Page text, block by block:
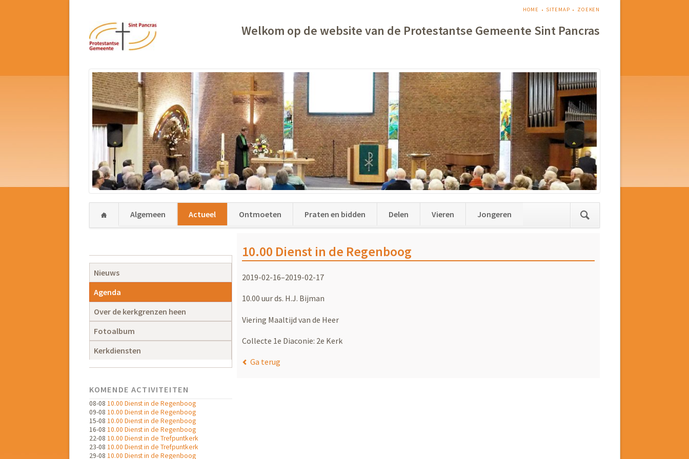
NAVIGATIE
HOME SITEMAP ZOEKEN
Welkom op de website van de Protestantse Gemeente Sint Pancras
NavigatieAlgemeen Actueel Ontmoeten Praten en bidden Delen Vieren
Jongeren
10.00 Dienst in de Regenboog
2019-02-16–2019-02-17
10.00 uur ds. H.J. Bijman
Viering Maaltijd van de Heer
Collecte 1e Diaconie: 2e Kerk
Ga terug
Navigatie
overslaan
Nieuws
Agenda
Over de kerkgrenzen heen
Fotoalbum
Kerkdiensten
KOMENDE ACTIVITEITEN
08-08 10.00 Dienst in de Regenboog
09-08 10.00 Dienst in de Regenboog
15-08 10.00 Dienst in de Regenboog
16-08 10.00 Dienst in de Regenboog
22-08 10.00 Dienst in de Trefpuntkerk
23-08 10.00 Dienst in de Trefpuntkerk
29-08 10.00 Dienst in de Regenboog